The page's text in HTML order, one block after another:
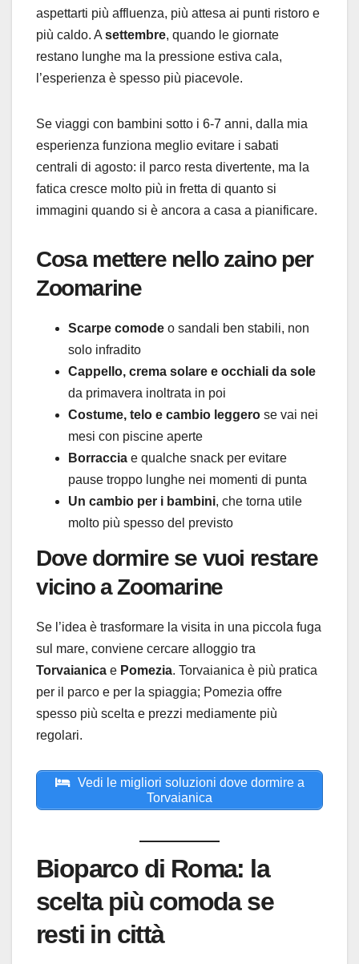
aspettarti più affluenza, più attesa ai punti ristoro e
più caldo. Asettembre, quando le giornate
restano lunghe ma la pressione estiva cala,
l’esperienza è spesso più piacevole.
Se viaggi con bambini sotto i 6-7 anni, dalla mia
esperienza funziona meglio evitare i sabati
centrali di agosto: il parco resta divertente, ma la
fatica cresce molto più in fretta di quanto si
immagini quando si è ancora a casa a pianificare.
Cosa mettere nello zaino per
Zoomarine
Scarpe comode o sandali ben stabili, non
solo infradito
Cappello, crema solare e occhiali da sole
da primavera inoltrata in poi
Costume, telo e cambio leggero se vai nei
mesi con piscine aperte
Borraccia e qualche snack per evitare
pause troppo lunghe nei momenti di punta
Un cambio per i bambini, che torna utile
molto più spesso del previsto
Dove dormire se vuoi restare
vicino a Zoomarine
Se l’idea è trasformare la visita in una piccola fuga
sul mare, conviene cercare alloggio tra
Torvaianica e Pomezia. Torvaianica è più pratica
per il parco e per la spiaggia; Pomezia offre
spesso più scelta e prezzi mediamente più
regolari.
Vedi le migliori soluzioni dove dormire a
Torvaianica
Bioparco di Roma: la
scelta più comoda se
resti in città